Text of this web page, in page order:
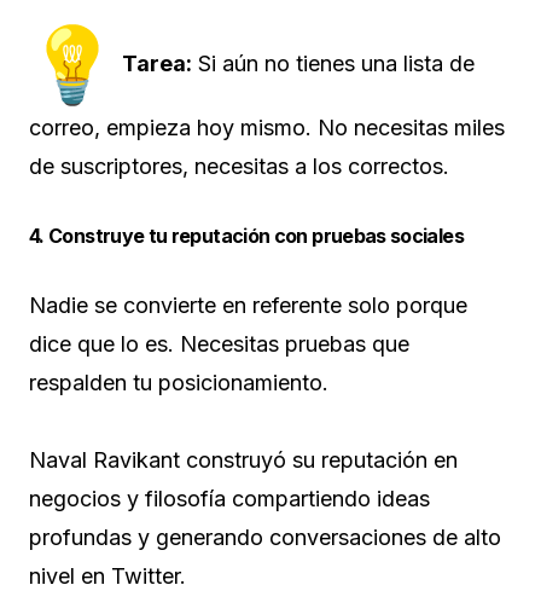
Tarea: Si aún no tienes una lista de
correo, empieza hoy mismo. No necesitas miles
de suscriptores, necesitas a los correctos.
4. Construye tu reputación con pruebas sociales
Nadie se convierte en referente solo porque
dice que lo es. Necesitas pruebas que
respalden tu posicionamiento.
Naval Ravikant construyó su reputación en
negocios y filosofía compartiendo ideas
profundas y generando conversaciones de alto
nivel en Twitter.